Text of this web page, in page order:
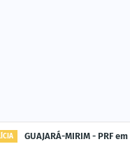
GUAJARÁ-MIRIM - PRF